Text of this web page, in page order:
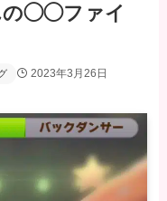
の◯◯ファイ
2023年3月26日